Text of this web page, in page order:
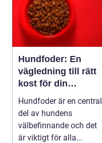
Hundfoder: En
vägledning till rätt
kost för din
fyrbenta vän
Hundfoder är en central
del av hundens
välbefinnande och det
är viktigt för alla...